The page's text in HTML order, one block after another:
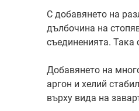
С добавянето на
дълбочина на
съединенията. Така
Добавянето на
аргон и хелий
върху вида на